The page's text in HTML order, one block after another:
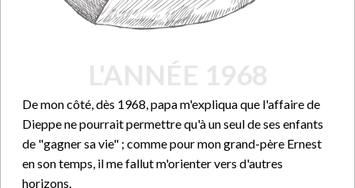
L'ANNÉE 1968
De mon côté, dès 1968, papa m'expliqua que l'affaire de
Dieppe ne pourrait permettre qu'à un seul de ses enfants
de "gagner sa vie" ; comme pour mon grand-père Ernest
en son temps, il me fallut m'orienter vers d'autres
horizons.